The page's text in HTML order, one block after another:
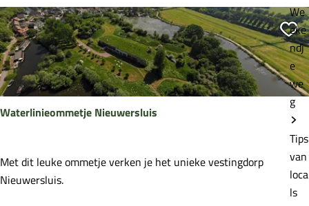
We
eke
ndj
e
we
g
Tips
van
loca
ls
o
n
d
j
e
r
o
K
r
Waterlinieommetje Nieuwersluis
W
a
Met dit leuke ommetje verken je het unieke vestingdorp
Nieuwersluis.